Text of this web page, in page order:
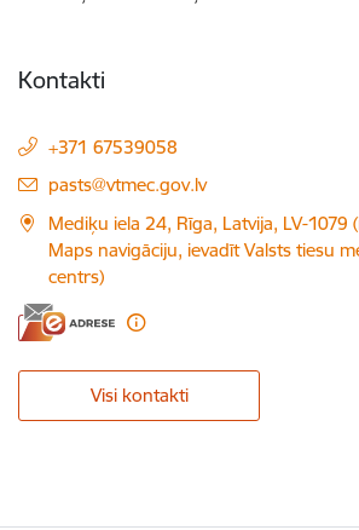
Kontakti
+371 67539058
E-pasts:
pasts@vtmec.gov.lv
Mediķu iela 24, Rīga, Latvija, LV-
Maps navigāciju, ievadīt Valsts tiesu
centrs)
Visi kontakti